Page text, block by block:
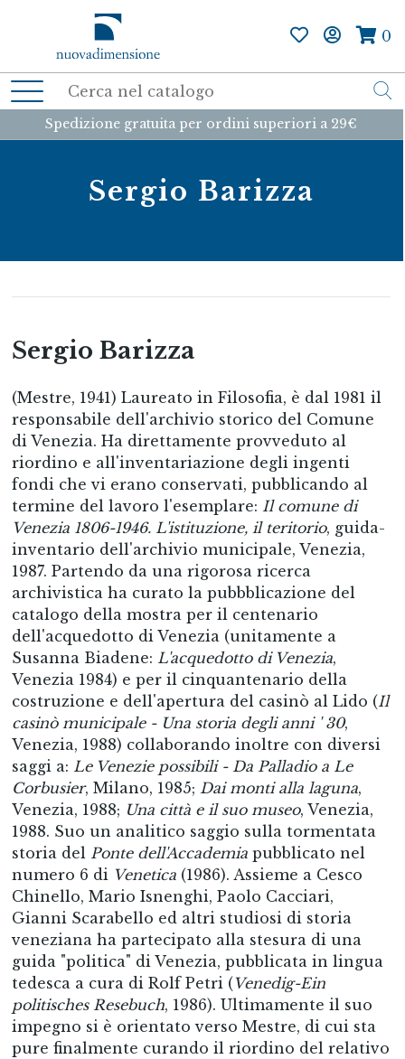
0
Spedizione gratuita per ordini superiori a 29€
Sergio Barizza
Sergio Barizza
(Mestre, 1941) Laureato in Filosofia, è dal 1981 il
responsabile dell'archivio storico del Comune
di Venezia. Ha direttamente provveduto al
riordino e all'inventariazione degli ingenti
fondi che vi erano conservati, pubblicando al
termine del lavoro l'esemplare: Il comune di
Venezia 1806-1946. L'istituzione, il teritorio, guida-
inventario dell'archivio municipale, Venezia,
1987. Partendo da una rigorosa ricerca
archivistica ha curato la pubbblicazione del
catalogo della mostra per il centenario
dell'acquedotto di Venezia (unitamente a
Susanna Biadene: L'acquedotto di Venezia,
Venezia 1984) e per il cinquantenario della
costruzione e dell'apertura del casinò al Lido (Il
casinò municipale - Una storia degli anni ' 30,
Venezia, 1988) collaborando inoltre con diversi
saggi a: Le Venezie possibili - Da Palladio a Le
Corbusier, Milano, 1985; Dai monti alla laguna,
Venezia, 1988; Una città e il suo museo, Venezia,
1988. Suo un analitico saggio sulla tormentata
storia del Ponte dell'Accademia pubblicato nel
numero 6 di Venetica (1986). Assieme a Cesco
Chinello, Mario Isnenghi, Paolo Cacciari,
Gianni Scarabello ed altri studiosi di storia
veneziana ha partecipato alla stesura di una
guida "politica" di Venezia, pubblicata in lingua
tedesca a cura di Rolf Petri (Venedig-Ein
politisches Resebuch, 1986). Ultimamente il suo
impegno si è orientato verso Mestre, di cui sta
pure finalmente curando il riordino del relativo